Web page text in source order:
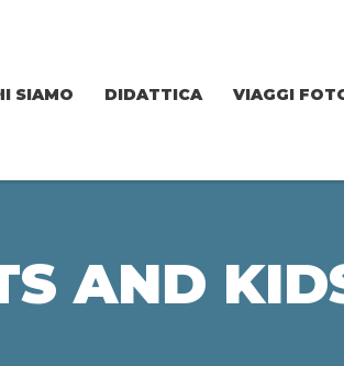
SIAMO DIDATTICA VIAGGI
AND